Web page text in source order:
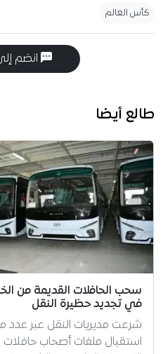
كأس العالم
انضم
طالع أيضا
سحب الحافلات القديمة من
في تجديد حظيرة النقل
شرعت مديريات النقل عبر عدد
استقبال ملفات أصحاب حافلات